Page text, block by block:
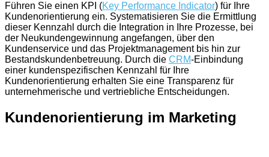
Führen Sie einen KPI (Key Performance Indicator) für Ihre
Kundenorientierung ein. Systematisieren Sie die Ermittlung
dieser Kennzahl durch die Integration in Ihre Prozesse, bei
der Neukundengewinnung angefangen, über den
Kundenservice und das Projektmanagement bis hin zur
Bestandskundenbetreuung. Durch die CRM-Einbindung
einer kundenspezifischen Kennzahl für Ihre
Kundenorientierung erhalten Sie eine Transparenz für
unternehmerische und vertriebliche Entscheidungen.
Kundenorientierung im Marketing